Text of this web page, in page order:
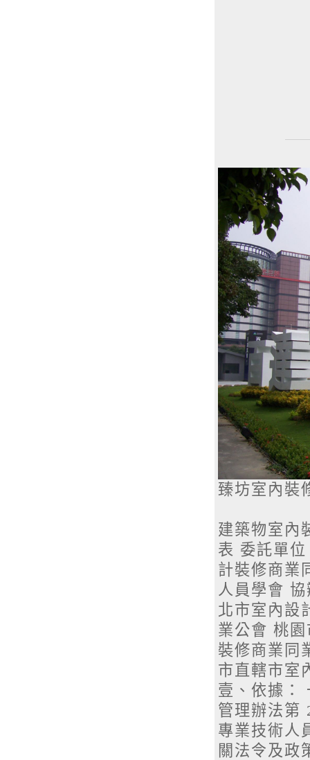
臻坊室內裝
建築物室內
表 委託單
計裝修商業
人員學會
北市室內設
業公會 桃
裝修商業同
市直轄市室
壹、依據：
管理辦法第
專業技術人
關法令及政